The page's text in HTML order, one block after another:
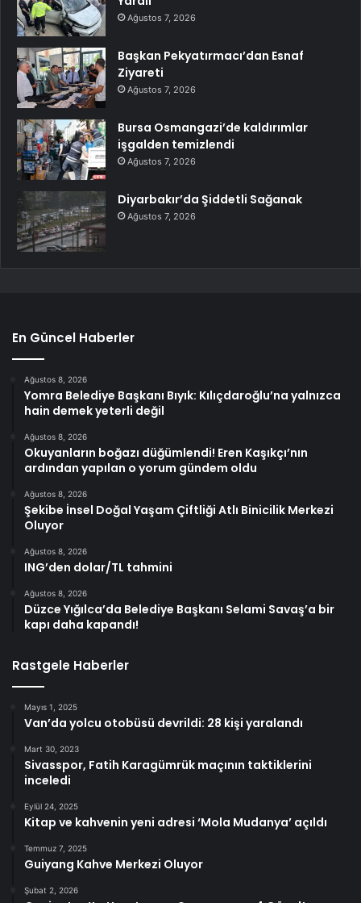
Ağustos 7, 2026
Başkan Pekyatırmacı’dan Esnaf
Ziyareti
Ağustos 7, 2026
Bursa Osmangazi’de kaldırımlar
işgalden temizlendi
Ağustos 7, 2026
Diyarbakır’da Şiddetli Sağanak
Ağustos 7, 2026
En Güncel Haberler
Ağustos 8, 2026
Yomra Belediye Başkanı Bıyık: Kılıçdaroğlu’na yalnızca
hain demek yeterli değil
Ağustos 8, 2026
Okuyanların boğazı düğümlendi! Eren Kaşıkçı’nın
ardından yapılan o yorum gündem oldu
Ağustos 8, 2026
Şekibe İnsel Doğal Yaşam Çiftliği Atlı Binicilik Merkezi
Oluyor
Ağustos 8, 2026
ING’den dolar/TL tahmini
Ağustos 8, 2026
Düzce Yığılca’da Belediye Başkanı Selami Savaş’a bir
kapı daha kapandı!
Rastgele Haberler
Mayıs 1, 2025
Van’da yolcu otobüsü devrildi: 28 kişi yaralandı
Mart 30, 2023
Sivasspor, Fatih Karagümrük maçının taktiklerini
inceledi
Eylül 24, 2025
Kitap ve kahvenin yeni adresi ‘Mola Mudanya’ açıldı
Temmuz 7, 2025
Guiyang Kahve Merkezi Oluyor
Şubat 2, 2026